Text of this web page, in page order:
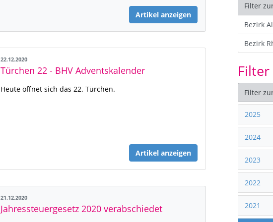
Artikel anzeigen
22.12.2020
Türchen 22 - BHV Adventskalender
Heute öffnet sich das 22. Türchen.
Artikel anzeigen
21.12.2020
Jahressteuergesetz 2020 verabschiedet
Filter
Bezirk
Bezirk
Filter
2025
2024
2023
2022
2021